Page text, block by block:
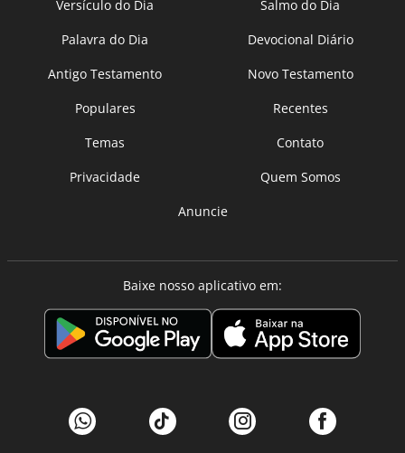
Versículo do Dia
Salmo do Dia
Palavra do Dia
Devocional Diário
Antigo Testamento
Novo Testamento
Populares
Recentes
Temas
Contato
Privacidade
Quem Somos
Anuncie
Baixe nosso aplicativo em: